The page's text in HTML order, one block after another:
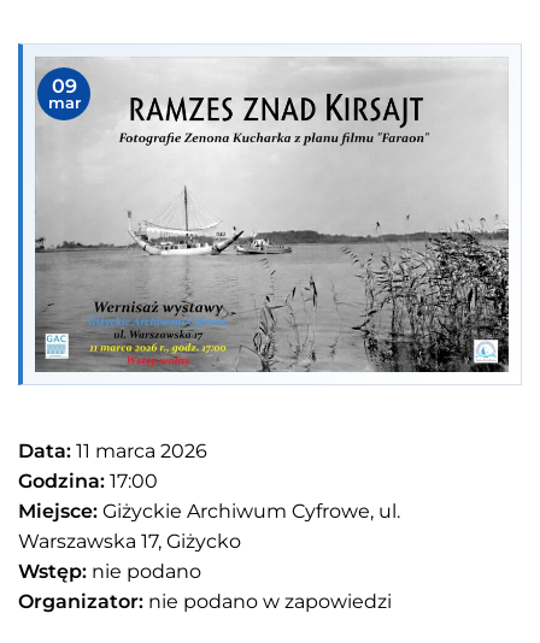
09
mar
Data: 11 marca 2026
Godzina: 17:00
Miejsce: Giżyckie Archiwum Cyfrowe, ul.
Warszawska 17, Giżycko
Wstęp: nie podano
Organizator: nie podano w zapowiedzi